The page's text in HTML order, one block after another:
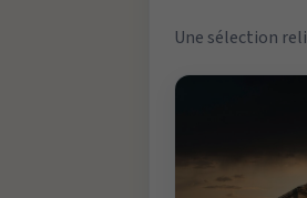
Une sélection